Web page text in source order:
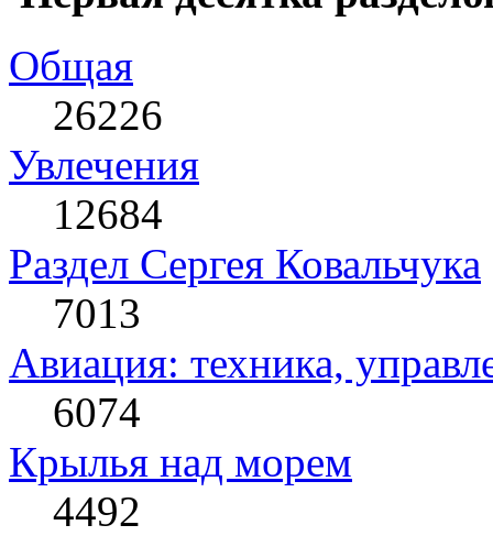
Общая
26226
Увлечения
12684
Раздел Сергея Ковальчука
7013
Авиация: техника,
6074
Крылья над морем
4492